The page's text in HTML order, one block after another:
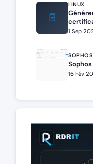
📄
LINUX
1 Sep
SOPHOS
16 Fév